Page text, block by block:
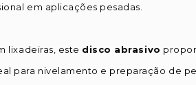
em aplicações pesadas.
lixadeiras, este disco abrasivo
para nivelamento e preparação de